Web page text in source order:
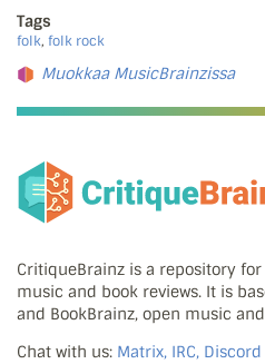
Tags
folk, folk rock
Muokkaa MusicBrainzissa
CritiqueBrainz is a repository
music and book reviews. It is
and BookBrainz, open music
Chat with us: Matrix, IRC, Discord